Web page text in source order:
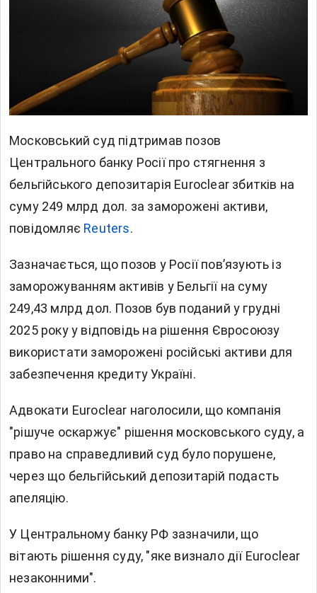
Московський суд підтримав позов
Центрального банку Росії про стягнення з
бельгійського депозитарія Euroclear збитків на
суму 249 млрд дол. за заморожені активи,
повідомляє Reuters.
Зазначається, що позов у Росії повʼязують із
заморожуванням активів у Бельгії на суму
249,43 млрд дол. Позов був поданий у грудні
2025 року у відповідь на рішення Євросоюзу
використати заморожені російські активи для
забезпечення кредиту Україні.
Адвокати Euroclear наголосили, що компанія
"рішуче оскаржує" рішення московського суду, а
право на справедливий суд було порушене,
через що бельгійський депозитарій подасть
апеляцію.
У Центральному банку РФ зазначили, що
вітають рішення суду, "яке визнало дії Euroclear
незаконними".